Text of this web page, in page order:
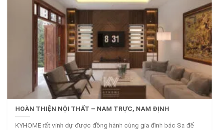
HOÀN THIỆN NỘI THẤT – NAM TRỰC, NAM ĐỊNH
KYHOME rất vinh dự được đồng hành cùng gia đình bác Sa để